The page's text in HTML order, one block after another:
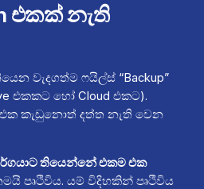
එකක් නැති
වැදගත්ම ෆයිල්ස් “Backup”
එකකට හෝ Cloud එකට).
කැඩුනොත් දත්ත නැති වෙන
තියෙන්නේ එකම එක
පෘථිවිය. යම් විදිහකින් පෘථිවිය